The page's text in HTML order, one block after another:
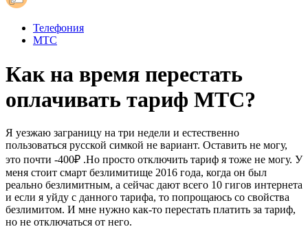
Телефония
МТС
Как на время перестать
оплачивать тариф МТС?
Я уезжаю заграницу на три недели и естественно
пользоваться русской симкой не вариант. Оставить не могу,
это почти -400₽ .Но просто отключить тариф я тоже не могу. У
меня стоит смарт безлимитище 2016 года, когда он был
реально безлимитным, а сейчас дают всего 10 гигов интернета
и если я уйду с данного тарифа, то попрощаюсь со свойства
безлимитом. И мне нужно как-то перестать платить за тариф,
но не отключаться от него.